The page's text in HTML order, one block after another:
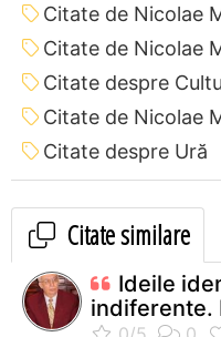
Citate de Nicolae
Citate de Nicolae
Citate despre
Citate de Nicolae
Citate despre Ură
Citate similare
Ideile
indiferente.